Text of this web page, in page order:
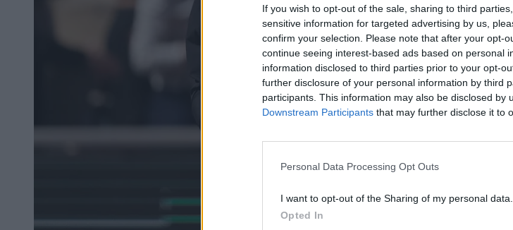
If you wish to opt-out of the sale, sharing to third
sensitive information for targeted advertising by us,
confirm your selection. Please note that after your opt-
continue seeing interest-based ads based on personal
information disclosed to third parties prior to your opt-
further disclosure of your personal information by third
participants. This information may also be disclosed by
Downstream Participants that may further disclose it to
Personal Data Processing Opt Outs
I want to opt-out of the Sharing of my personal data.
Opted In